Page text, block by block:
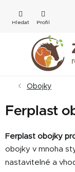
obsah
Obojky
Ferplast
Ferplast obojky
obojky v mnoha
nastavitelné a